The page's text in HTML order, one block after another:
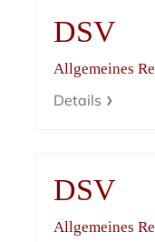
DSV
Allgemeines
Details
DSV
Allgemeines